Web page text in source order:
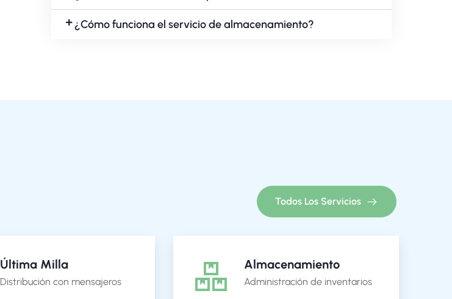
¿Cómo funciona el servicio de almacenamiento?
Todos Los Servicios
Última Milla
Distribución con mensajeros
Almacenamiento
Administración de inventarios